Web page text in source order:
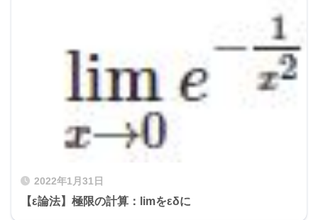
2022年1月31日
【ε論法】極限の計算：limをεδに